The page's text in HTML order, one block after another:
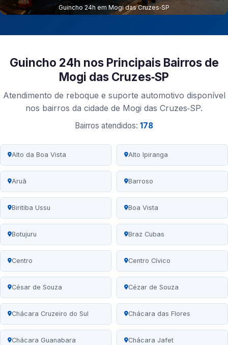
Guincho 24h em Mogi das Cruzes‑SP
Guincho 24h nos Principais Bairros de
Mogi das Cruzes‑SP
Atendimento de reboque e suporte automotivo disponível
nos bairros da cidade de Mogi das Cruzes‑SP.
Bairros atendidos: 178
Alto da Boa Vista Alto Ipiranga
Aruã Barroso
Biritiba Ussu Boa Vista
Botujuru Braz Cubas
Centro Centro Cívico
César de Souza Cézar de Souza
Chácara Cruzeiro do Sul Chácara das Flores
Chácara Guanabara Chácara Jafet